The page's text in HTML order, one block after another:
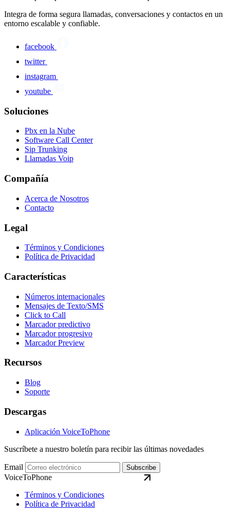
Integra de forma segura llamadas, conversaciones y contactos en un
entorno escalable y confiable.
facebook
twitter
instagram
youtube
Soluciones
Pbx en la Nube
Software Call Center
Sip Trunking
Llamadas Voip
Compañía
Acerca de Nosotros
Contacto
Legal
Términos y Condiciones
Política de Privacidad
Características
Números internacionales
Mensajes de Texto/SMS
Click to Call
Marcador predictivo
Marcador progresivo
Marcador Preview
Recursos
Blog
Soporte
Descargas
Aplicación VoiceToPhone
Suscríbete a nuestro boletín para recibir las últimas novedades
Email Subscribe
VoiceToPhone
Términos y Condiciones
Política de Privacidad